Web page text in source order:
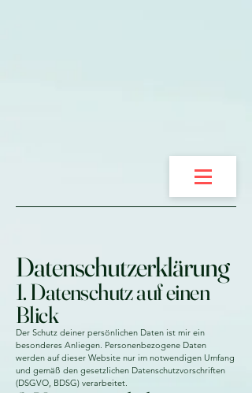
Datenschutzerklärung
1. Datenschutz auf einen
Blick
Der Schutz deiner persönlichen Daten ist mir ein
besonderes Anliegen. Personenbezogene Daten
werden auf dieser Website nur im notwendigen Umfang
und gemäß den gesetzlichen Datenschutzvorschriften
(DSGVO, BDSG) verarbeitet.